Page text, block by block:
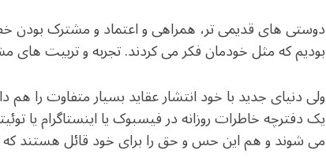
دوستی های قدیمی تر، همراهی و اعتماد و مشترک
بودیم که مثل خودمان فکر می کردند. تجربه و تربیت های
ولی دنیای جدید با خود انتشار عقاید بسیار متفاوت را
یک دفترچه خاطرات روزانه در فیسبوک یا اینستاگرام یا
می شوند و هم این حس و حق را برای خود قائل هستند که